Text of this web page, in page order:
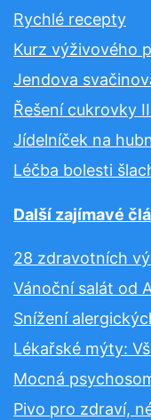
Rychlé recepty
Kurz výživového
Jendova
Řešení cukrovky
Jídelníček na
Léčba bolesti
Další zajímavé
28 zdravotních
Vánoční salát od
Snížení
Lékařské mýty:
Mocná
Pivo pro zdraví,